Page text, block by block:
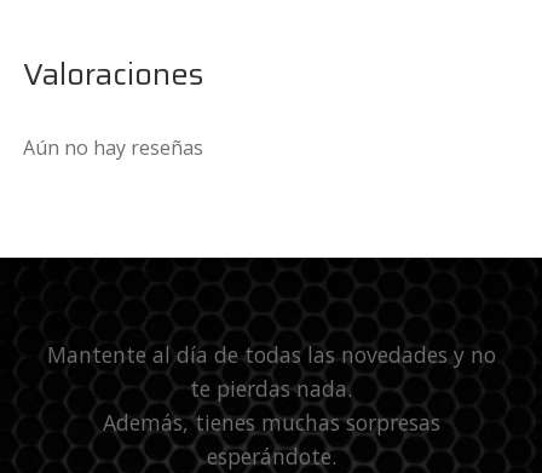
Valoraciones
Aún no hay reseñas
Mantente al día de todas las novedades y no
te pierdas nada.
Además, tienes muchas sorpresas
esperándote.